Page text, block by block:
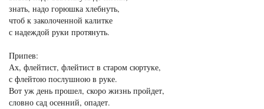
знать, надо горюшка хлебнуть,
чтоб к заколоченной калитке
с надеждой руки протянуть.
Припев:
Ах, флейтист, флейтист в старом сюртуке,
с флейтою послушною в руке.
Вот уж день прошел, скоро жизнь пройдет,
словно сад осенний, опадет.